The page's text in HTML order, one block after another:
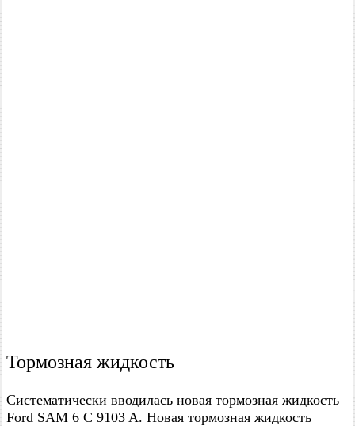
Тормозная жидкость
Систематически вводилась новая тормозная жидкость
Ford SAM 6 C 9103 A. Новая тормозная жидкость